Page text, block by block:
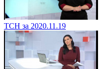
ТСН за 2020.11.19